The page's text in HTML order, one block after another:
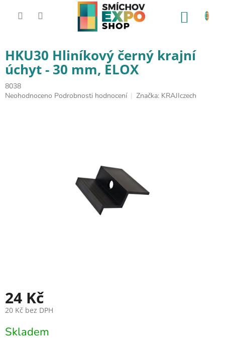
HKU30 Hliníkový černý krajní
úchyt - 30 mm, ELOX
8038
Průměrné hodnocení produktu je 0,0 z 5 hvězdiček.
Neohodnoceno Podrobnosti hodnocení Značka: KRAJIczech
24 Kč
20 Kč bez DPH
Skladem